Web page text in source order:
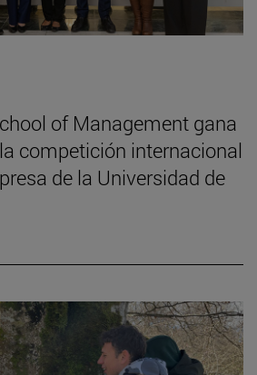
of Management gana
competición internacional
de la Universidad de